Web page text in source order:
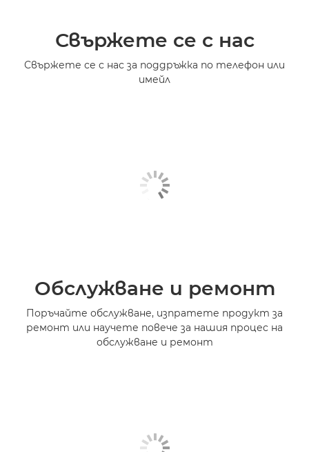
Свържете се с нас
Свържете се с нас за поддръжка по телефон или
имейл
Обслужване и ремонт
Поръчайте обслужване, изпратете продукт за
ремонт или научете повече за нашия процес на
обслужване и ремонт